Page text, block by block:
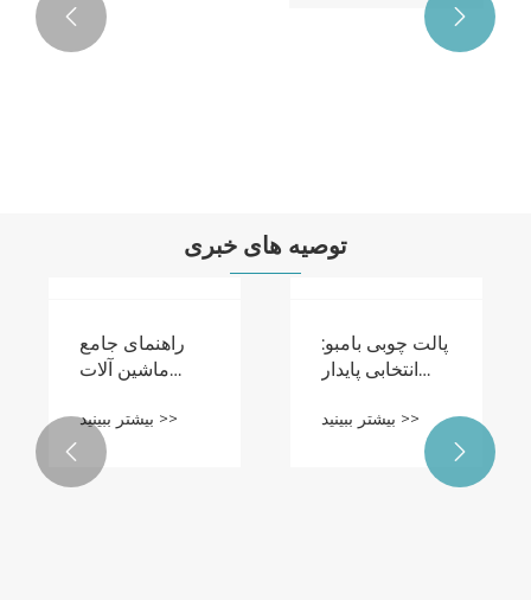
 
توصیه های خبری
راهنمای جامع
ماشین آلات
بیشتر ببینید >>
پالت چوبی بامبو:
انتخابی پایدار
مدرن
بیشتر ببینید >>
 